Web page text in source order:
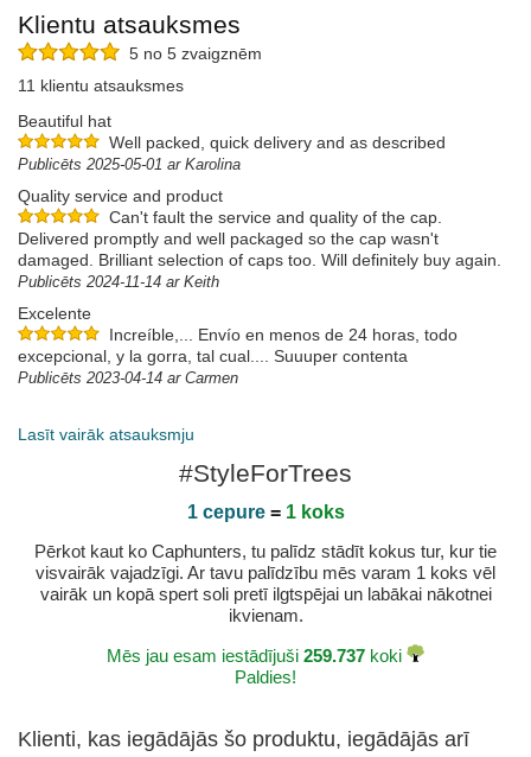
Klientu atsauksmes
5 no 5 zvaigznēm
11 klientu atsauksmes
Beautiful hat
Well packed, quick delivery and as described
Publicēts 2025-05-01 ar Karolina
Quality service and product
Can't fault the service and quality of the cap.
Delivered promptly and well packaged so the cap wasn't
damaged. Brilliant selection of caps too. Will definitely buy again.
Publicēts 2024-11-14 ar Keith
Excelente
Increíble,... Envío en menos de 24 horas, todo
excepcional, y la gorra, tal cual.... Suuuper contenta
Publicēts 2023-04-14 ar Carmen
Lasīt vairāk atsauksmju
#StyleForTrees
1 cepure= 1 koks
Pērkot kaut ko Caphunters, tu palīdz stādīt kokus tur, kur tie
visvairāk vajadzīgi. Ar tavu palīdzību mēs varam 1 koks vēl
vairāk un kopā spert soli pretī ilgtspējai un labākai nākotnei
ikvienam.
Mēs jau esam iestādījuši 259.737 koki
Paldies!
Klienti, kas iegādājās šo produktu, iegādājās arī